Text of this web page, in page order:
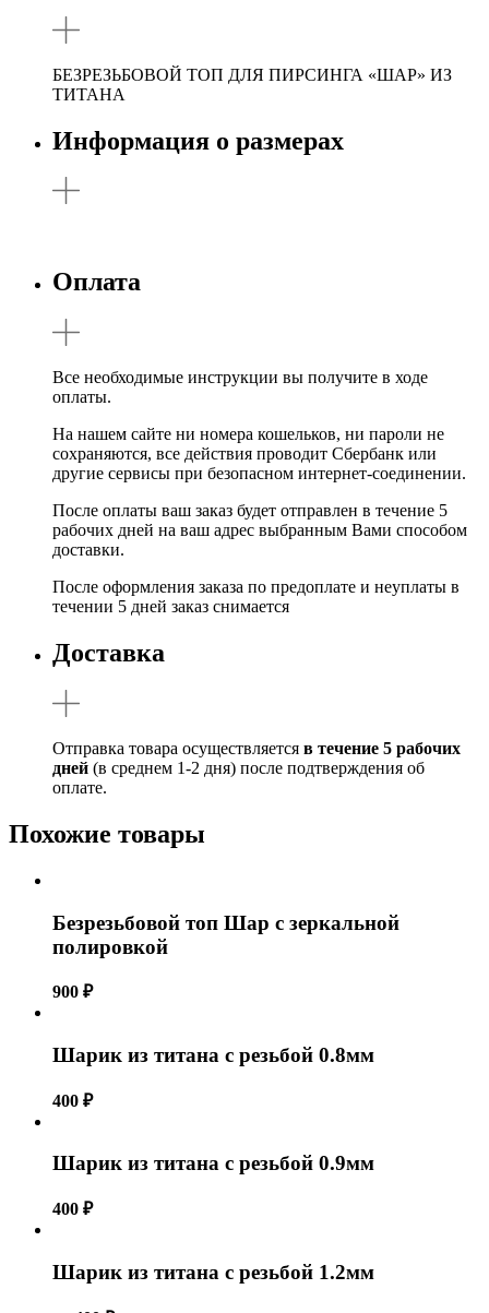
БЕЗРЕЗЬБОВОЙ ТОП ДЛЯ ПИРСИНГА «ШАР» ИЗ
ТИТАНА
Информация о размерах
Оплата
Все необходимые инструкции вы получите в ходе
оплаты.
На нашем сайте ни номера кошельков, ни пароли не
сохраняются, все действия проводит Сбербанк или
другие сервисы при безопасном интернет-соединении.
После оплаты ваш заказ будет отправлен в течение 5
рабочих дней на ваш адрес выбранным Вами способом
доставки.
После оформления заказа по предоплате и неуплаты в
течении 5 дней заказ снимается
Доставка
Отправка товара осуществляется в течение 5 рабочих
дней (в среднем 1-2 дня) после подтверждения об
оплате.
Похожие товары
Безрезьбовой топ Шар с зеркальной
полировкой
900 ₽
Шарик из титана с резьбой 0.8мм
400 ₽
Шарик из титана с резьбой 0.9мм
400 ₽
Шарик из титана с резьбой 1.2мм